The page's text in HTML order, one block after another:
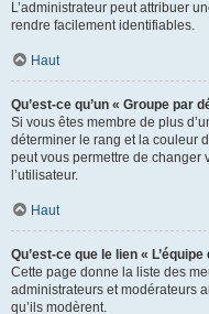
L’administrateur peut attribuer
rendre facilement identifiables.
Haut
Qu’est-ce qu’un « Groupe par
Si vous êtes membre de plus
déterminer le rang et la couleur
peut vous permettre de changer
l’utilisateur.
Haut
Qu’est-ce que le lien «
Cette page donne la liste des
administrateurs et modérateurs
qu’ils modèrent.